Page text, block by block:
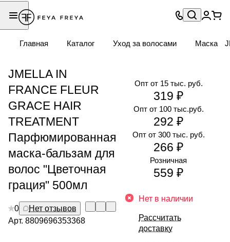
Главная Каталог Уход за волосами Маска
JMELLA IN
FRANCE FLEUR
GRACE HAIR
TREATMENT
Парфюмированная
маска-бальзам для
волос "Цветочная
грация" 500мл
0
Нет отзывов
Арт. 8809696353368
Опт от 300 тыс. руб.
266 ₽
Опт от 15 тыс. руб.
319 ₽
Опт от 100 тыс.руб.
292 ₽
Розничная
559 ₽
Нет в наличии
Рассчитать
доставку